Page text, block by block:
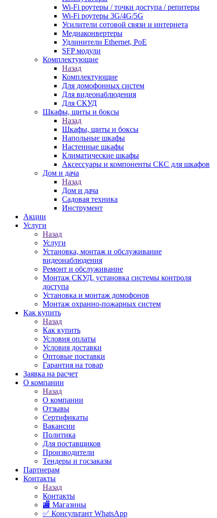
Wi-Fi роутеры / точки доступа / репитеры
Wi-Fi роутеры 3G/4G/5G
Усилители сотовой связи и интернета
Медиаконвертеры
Удлинители Ethernet, PoE
SFP модули
Комплектующие
Назад
Комплектующие
Для домофонных систем
Для видеонаблюдения
Для СКУД
Шкафы, щиты и боксы
Назад
Шкафы, щиты и боксы
Напольные шкафы
Настенные шкафы
Климатические шкафы
Аксессуары и компоненты СКС для шкафов
Дом и дача
Назад
Дом и дача
Садовая техника
Инструмент
Акции
Услуги
Назад
Услуги
Установка, монтаж и обслуживание
видеонаблюдения
Ремонт и обслуживание
Монтаж СКУД, установка системы контроля
доступа
Установка и монтаж домофонов
Монтаж охранно-пожарных систем
Как купить
Назад
Как купить
Условия оплаты
Условия доставки
Оптовые поставки
Гарантия на товар
Заявка на расчет
О компании
Назад
О компании
Отзывы
Сертификаты
Вакансии
Политика
Для поставщиков
Производители
Тендеры и госзаказы
Партнерам
Контакты
Назад
Контакты
🏬 Магазины
✅️ Консультант WhatsApp